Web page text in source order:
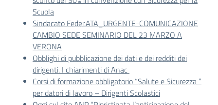
Scuola
Sindacato Feder.ATA_URGENTE-COMUNICAZIONE
CAMBIO SEDE SEMINARIO DEL 23 MARZO A
VERONA
Obblighi di pubblicazione dei dati e dei redditi dei
dirigenti. I chiarimenti di Anac
Corsi di formazione obbligatorio “Salute e Sicurezza ”
per datori di lavoro – Dirigenti Scolastici